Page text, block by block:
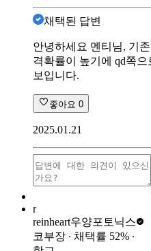
채택된 답변
안녕하세요 멘티님, 기
격확률이 높기에 qd쪽
보입니다.
좋아요 0
2025.01.21
r
reinheart우양포토닉스
코부장 ∙ 채택률 52% ∙